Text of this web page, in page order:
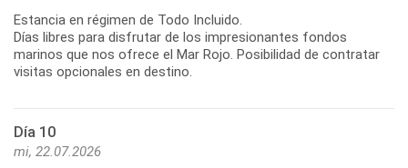
Estancia en régimen de Todo Incluido.
Días libres para disfrutar de los impresionantes fondos
marinos que nos ofrece el Mar Rojo. Posibilidad de contratar
visitas opcionales en destino.
Día 10
mi, 22.07.2026